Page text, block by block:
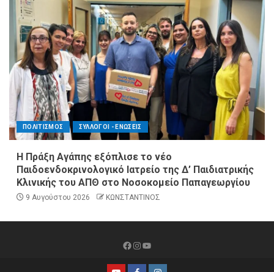
ΠΟΛΙΤΙΣΜΟΣ ΣΥΛΛΟΓΟΙ - ΕΝΩΣΕΙΣ
Η Πράξη Αγάπης εξόπλισε το νέο
Παιδοενδοκρινολογικό Ιατρείο της Δ’ Παιδιατρικής
Κλινικής του ΑΠΘ στο Νοσοκομείο Παπαγεωργίου
9 Αυγούστου 2026 ΚΩΝΣΤΑΝΤΙΝΟΣ